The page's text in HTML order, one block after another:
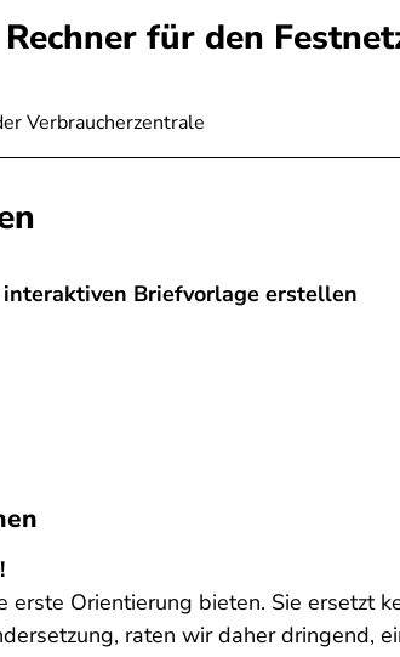
für den
Verbraucherzentrale
Briefvorlage erstellen
Orientierung bieten. Sie ersetzt
raten wir daher dringend,